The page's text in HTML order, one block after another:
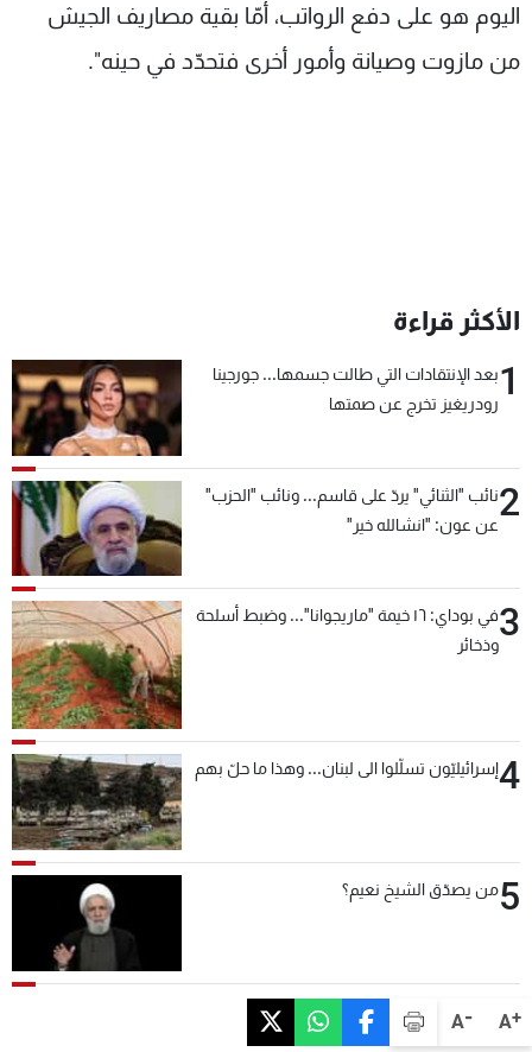
A+
A-
اليوم هو على دفع الرواتب، أمّا بقية مصاريف الجيش
من مازوت وصيانة وأمور أخرى فتحدّد في حينه".
الأكثر قراءة
1بعد الإنتقادات التي طالت جسمها... جورجينا
رودريغيز تخرج عن صمتها
2نائب "الثنائي" يردّ على قاسم... ونائب "الحزب"
عن عون: "انشالله خير"
3
في بوداي: ١٦ خيمة "ماريجوانا"... وضبط أسلحة
وذخائر
4إسرائيليّون تسلّلوا الى لبنان... وهذا ما حلّ بهم
5من يصدّق الشيخ نعيم؟